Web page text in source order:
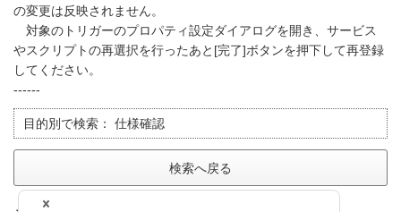
の変更は反映されません。
対象のトリガーのプロパティ設定ダイアログを開き、サービス
やスクリプトの再選択を行ったあと[完了]ボタンを押下して再登録
してください。
------
目的別で検索： 仕様確認
検索へ戻る